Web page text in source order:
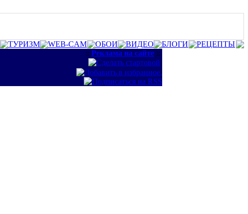
ТУРИЗМ WEB-CAM ОБОИ ВИДЕО БЛОГИ
РЕЦЕПТЫ
:: Реклама на сайте ::